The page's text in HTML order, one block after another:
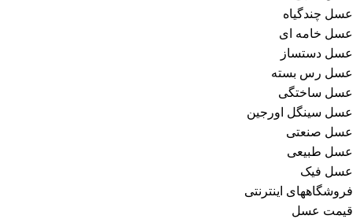
عسل چندگیاه
عسل خامه ای
عسل دستساز
عسل رس بسته
عسل ساختگی
عسل سینگل اورجین
عسل صنعتی
عسل طبیعی
عسل فیک
فروشگاههای اینترنتی
قیمت عسل